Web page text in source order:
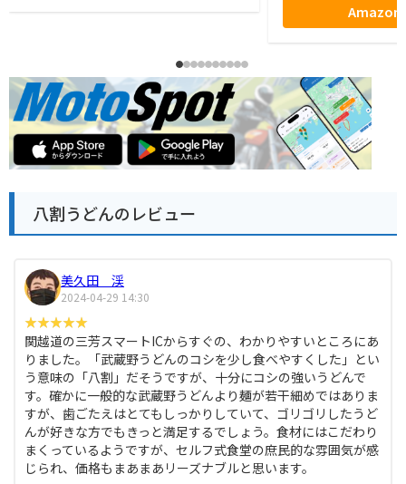
Amazon
八割うどんのレビュー
美久田 渓
2024-04-29 14:30
関越道の三芳スマートICからすぐの、わかりやすいところにあ
りました。「武蔵野うどんのコシを少し食べやすくした」とい
う意味の「八割」だそうですが、十分にコシの強いうどんで
す。確かに一般的な武蔵野うどんより麺が若干細めではありま
すが、歯ごたえはとてもしっかりしていて、ゴリゴリしたうど
んが好きな方でもきっと満足するでしょう。食材にはこだわり
まくっているようですが、セルフ式食堂の庶民的な雰囲気が感
じられ、価格もまあまあリーズナブルと思います。